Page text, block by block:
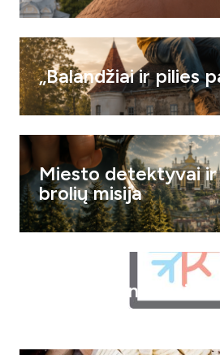
„Balandžiai ir pilies
Miesto detektyvai ir
brolių misija
„Kalendorinės vaišės”